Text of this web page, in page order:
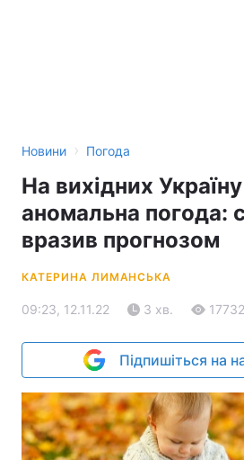
Новини › Погода
На вихідних
аномальна погода:
вразив прогнозом
КАТЕРИНА ЛИМАНСЬКА
09:23, 12.11.22 3 хв. 17732
Підпишіться на